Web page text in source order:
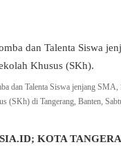
dan Talenta Siswa jenjang
(SKh) di Tangerang, Banten,
KOTA